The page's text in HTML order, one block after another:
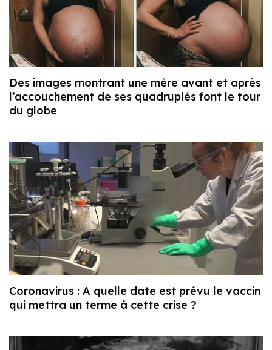
Des images montrant une mère avant et après
l’accouchement de ses quadruplés font le tour
du globe
Coronavirus : A quelle date est prévu le vaccin
qui mettra un terme à cette crise ?